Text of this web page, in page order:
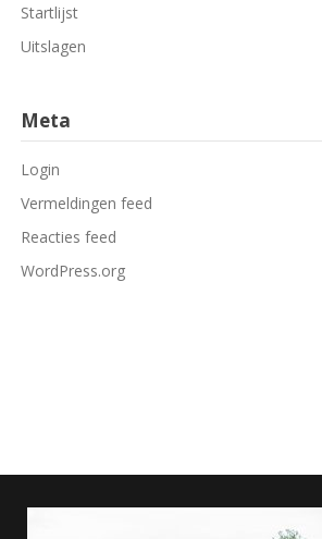
Startlijst
Uitslagen
Meta
Login
Vermeldingen feed
Reacties feed
WordPress.org